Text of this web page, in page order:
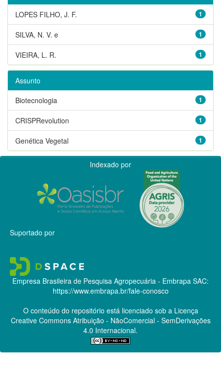
1
LOPES FILHO, J. F.
1
SILVA, N. V. e
1
VIEIRA, L. R.
Assunto
1
Biotecnologia
1
CRISPRevolution
1
Genética Vegetal
Indexado por
Suportado por
Empresa Brasileira de Pesquisa Agropecuária - Embrapa SAC:
https://www.embrapa.br/fale-conosco
O conteúdo do repositório está licenciado sob a Licença
Creative CommonsAtribuição - NãoComercial - SemDerivações
4.0 Internacional.